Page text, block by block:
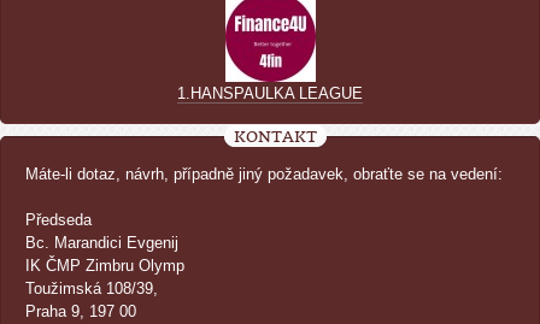
1.HANSPAULKA LEAGUE
KONTAKT
Máte-li dotaz, návrh, případně jiný požadavek, obraťte se na vedení:
Předseda
Bc. Marandici Evgenij
IK ČMP Zimbru Olymp
Toužimská 108/39,
Praha 9, 197 00